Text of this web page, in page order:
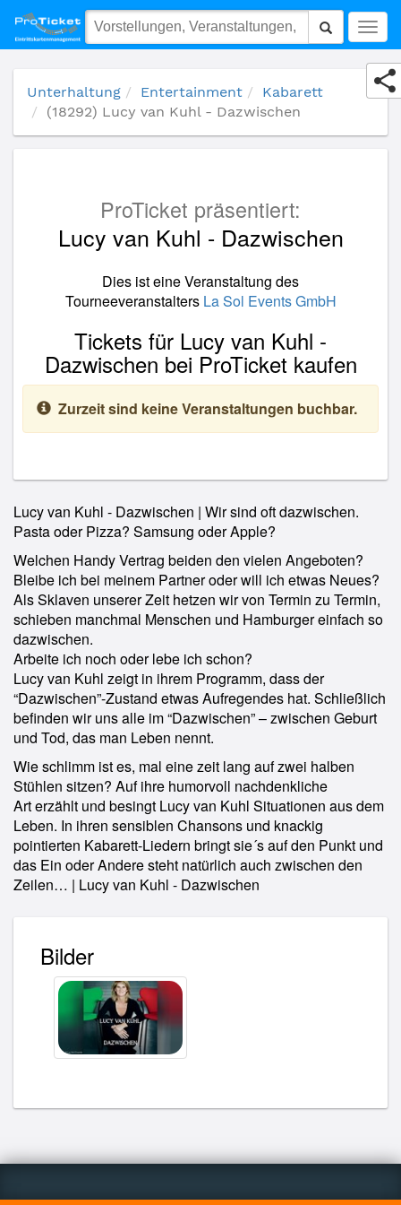
(18292) Lucy van Kuhl - Dazwischen
Unterhaltung Entertainment
Kabarett
(18292) Lucy van Kuhl - Dazwischen
ProTicket präsentiert:
Lucy van Kuhl - Dazwischen
Dies ist eine Veranstaltung des
Tourneeveranstalters La Sol Events GmbH
Tickets für Lucy van Kuhl -
Dazwischen bei ProTicket kaufen
Zurzeit sind keine Veranstaltungen buchbar.
Lucy van Kuhl - Dazwischen | Wir sind oft dazwischen.
Pasta oder Pizza? Samsung oder Apple?
Welchen Handy Vertrag beiden den vielen Angeboten?
Bleibe ich bei meinem Partner oder will ich etwas Neues?
Als Sklaven unserer Zeit hetzen wir von Termin zu Termin,
schieben manchmal Menschen und Hamburger einfach so
dazwischen.
Arbeite ich noch oder lebe ich schon?
Lucy van Kuhl zeigt in ihrem Programm, dass der
“Dazwischen”-Zustand etwas Aufregendes hat. Schließlich
befinden wir uns alle im “Dazwischen” – zwischen Geburt
und Tod, das man Leben nennt.
Wie schlimm ist es, mal eine zeit lang auf zwei halben
Stühlen sitzen? Auf ihre humorvoll nachdenkliche
Art erzählt und besingt Lucy van Kuhl Situationen aus dem
Leben. In ihren sensiblen Chansons und knackig
pointierten Kabarett-Liedern bringt sie´s auf den Punkt und
das Ein oder Andere steht natürlich auch zwischen den
Zeilen… | Lucy van Kuhl - Dazwischen
Bilder